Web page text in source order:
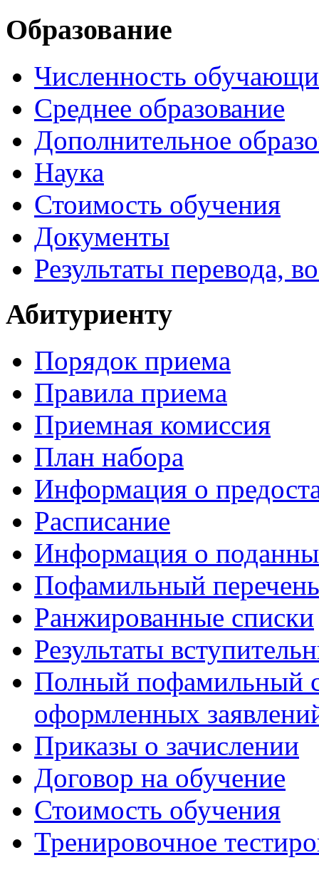
Образование
Численность
Среднее образование
Дополнительное
Наука
Стоимость обучения
Документы
Результаты перевода,
Абитуриенту
Порядок приема
Правила приема
Приемная комиссия
План набора
Информация о
Расписание
Информация о
Пофамильный
Ранжированные списки
Результаты
Полный пофамильный
оформленных
Приказы о зачислении
Договор на обучение
Стоимость обучения
Тренировочное